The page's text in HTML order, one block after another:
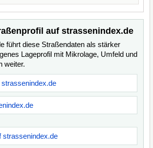
auf strassenindex.de
führt diese Straßendaten als stärker
Lageprofil mit Mikrolage, Umfeld und
weiter.
strassenindex.de
strassenindex.de